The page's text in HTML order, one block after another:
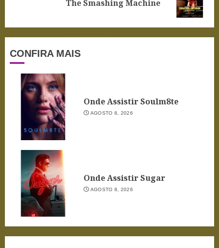
The Smashing Machine
CONFIRA MAIS
Onde Assistir Soulm8te
AGOSTO 8, 2026
Onde Assistir Sugar
AGOSTO 8, 2026